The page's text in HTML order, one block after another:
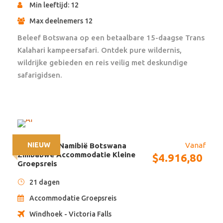
Hij/zij mag wel een keer uitgenodigd worden maar ze
vinden het altijd fijn om met hun collega’s te
overleggen en informatie in te winnen voor de
volgende dag.
Alle maaltijden en entree van de parken volgens de
reisbeschrijving zijn inbegrepen.
Reisbeschrijving
Dag 1 Nairobi
Welkom in Kenia! Bij aankomst worden jullie
Min leeftijd: 12
Max deelnemers 12
Beleef Botswana op een betaalbare 15-daagse Trans
Kalahari kampeersafari. Ontdek pure wildernis,
wildrijke gebieden en reis veilig met deskundige
safarigidsen.
NIEUW
21 dagen – Namibië Botswana
Zimbabwe Accommodatie Kleine
Groepsreis
Vanaf
$4.916,80
21 dagen
Accommodatie Groepsreis
Windhoek - Victoria Falls